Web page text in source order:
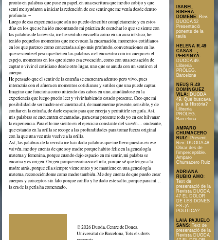
pronto en palabras que puse en papel, en una escritura que me dio cobijo y que
sentí me ayudaron a iniciar la redención de ese sentir que me venía desde dentro
profundo. ¬
Luego de esa experiencia que aún no puedo describir completamente y en estos
días en los que se ha ido encontrando mi práctica de escuchar lo que se siente con
las palabras de la revista, me he sentido envuelta como en un aura místico, he
tenido pequeños momentos que me evocan la encarnación, momentos cotidianos
en los que parezco como conectada a algo más profundo, conversaciones en las
que se siente el peso que tienen las palabras o el encuentro con mi cuerpo en el
espejo, momentos en los que siento esa evocación, como con una sensación de
captar o vivir el cotidiano desde otro lugar, uno que se anuda con un sentir en el
cuerpo.
He pensado que el sentir de la entraña se encuentra adentro pero vivo, pues
interactúa con el afuera en momentos cotidianos y sutiles que una puede captar.
Imagino que funciona como uniendo dos cabos en uno, anudándose en la
experiencia que luego puedo leer y vivir habiendo estado presente. Creo que mi
posibilidad de ser madre se encuentra ahí, de mantenerme presente, sensible, y de
confiar en la entraña, de darle espacio para que emerja y permitirle ser guía. Así,
mis palabras se encuentren encarnadas, para estar presente toda yo en ese hilvanar
la experiencia. Para ello me siento en el ejercicio constante del vaivén… ondeante,
que estando en la orilla se recoge a las profundidades para tomar fuerza original
con la que una vez más vuelve a la orilla.
Así, las palabras de la revista me han dado palabras que me llevo puestas en ese
vaivén, me doy cuenta de que soy madre porque habito feliz en la genealogía
materna y femenina, porque cuando dejo espacio en mi sentir, mi palabra se
encarna y es origen. Origen porque reconozco el mío, porque sé que tengo a la
madre atrás, porque ella siempre viene antes y se mantiene en una genealogía
materna, reconociéndome como madre también. Me doy cuenta de que puedo crear
cuerpos y conceptos sin falo porque confío y he dado este salto, porque para mí…
la era de la perla ha comenzado.
© 2026 Duoda. Centre de Dones,
Universitat de Barcelona, Tots els drets
ISABEL
RIBERA
DOMENE: Rev.
DUODA 52
Presentació
ponents de la
taula
HELENA R.49
CASAS
PERPINYÀ:
DUODA 49.
Llibreria
PRÒLEG.
Barcelona
NEUS R.49
DOMÍNGUEZ
VILA: DUODA
49. Què buscava
jo a la Història?
Llibreria
PRÒLEG.
Barcelona
AMPARO
CHUMACERO
RUIZ: Present.
Rev. DUODA 48.
Obrar des de
l’imperceptible.
Amparo
Chumacero Ruiz
ADRIANA
RUBIO AMO:
Text de
presentació de la
Revista DUODA
47 EL DOLOR
DE LES DONES
ÉS JA
POLÍTICA?
LAIA PAJUELO
SANS: Text de
presentació de la
Revista DUODA